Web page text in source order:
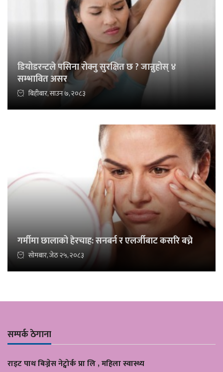
डियोडरन्टले पसिना रोक्नु सुरक्षित छ ? जान्नुहोस् ४
सम्भावित असर
बिहीबार, साउन ७, २०८३
गर्मीमा छालाको हेरचाह: सनबर्न र एलर्जीबाट कसरि बच्ने
सोमबार, जेठ २५, २०८३
सम्पर्क ठेगाना
राइट पाथ बिज्नेस नेट्वोर्क प्रा लि , महिला स्वास्थ्य